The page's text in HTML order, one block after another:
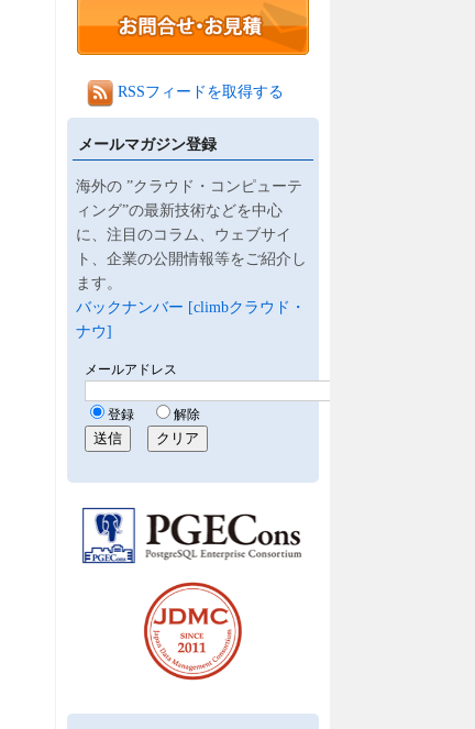
RSSフィードを取得する
メールマガジン登録
海外の ”クラウド・コンピューテ
ィング”の最新技術などを中心
に、注目のコラム、ウェブサイ
ト、企業の公開情報等をご紹介し
ます。
バックナンバー [climbクラウド・
ナウ]